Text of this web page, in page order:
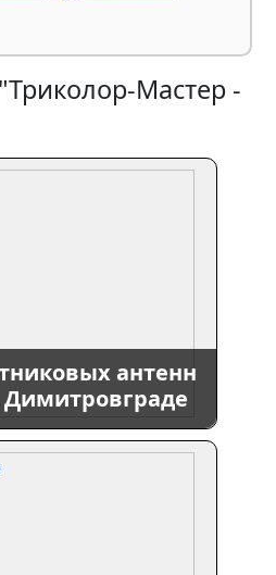
Мастер -
антенн
Димитровграде